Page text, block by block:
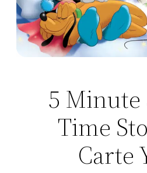
5 Minute
Time
Carte